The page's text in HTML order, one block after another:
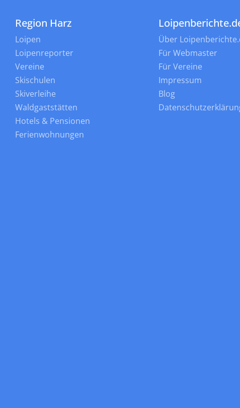
Region Harz
Loipen
Loipenreporter
Vereine
Skischulen
Skiverleihe
Waldgaststätten
Hotels & Pensionen
Ferienwohnungen
Über
Für Webmaster
Für Vereine
Impressum
Blog